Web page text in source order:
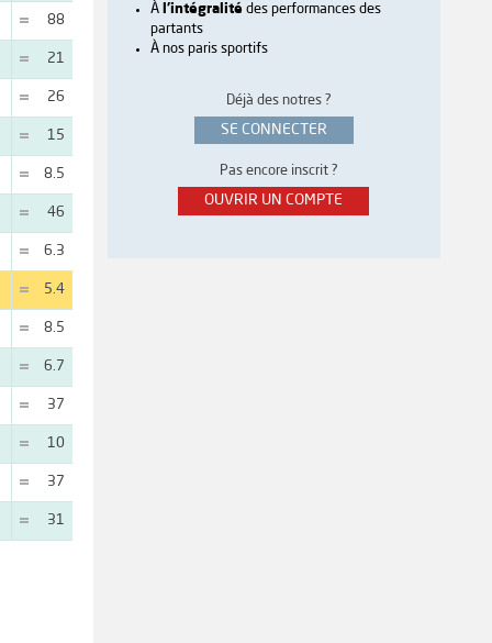
88
21
26
15
8.5
46
6.3
5.4
8.5
6.7
37
10
37
31
À l'intégralité des performances des
partants
À nos paris sportifs
Déjà des notres ?
SE CONNECTER
Pas encore inscrit ?
OUVRIR UN COMPTE